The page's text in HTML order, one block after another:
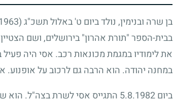
בן שרה ובנימין, נולד ביום ט' באלול תשכ"ג(28.8.1963)
בבית-הספר "תורת אהרון" בירושלים, ושם
את לימודיו במגמת מכונאות רכב. אסי היה
במחנה יהודה. הוא הרבה גם לרכוב על אופנוע.
ביום5.8.1982 התגייס אסי לשרת בצה"ל. הוא